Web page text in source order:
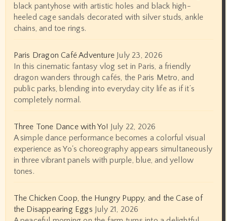
black pantyhose with artistic holes and black high-
heeled cage sandals decorated with silver studs, ankle
chains, and toe rings.
Paris Dragon Café Adventure July 23, 2026
In this cinematic fantasy vlog set in Paris, a friendly
dragon wanders through cafés, the Paris Metro, and
public parks, blending into everyday city life as if it’s
completely normal.
Three Tone Dance with Yo! July 22, 2026
A simple dance performance becomes a colorful visual
experience as Yo's choreography appears simultaneously
in three vibrant panels with purple, blue, and yellow
tones.
The Chicken Coop, the Hungry Puppy, and the Case of
the Disappearing Eggs July 21, 2026